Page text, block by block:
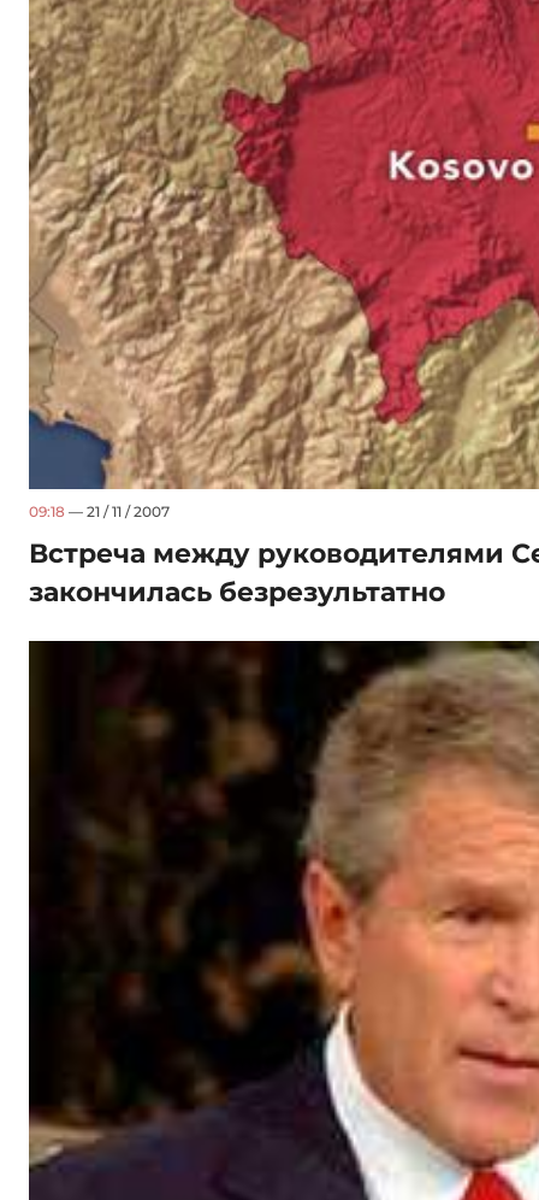
09:18 — 21 / 11 / 2007
Встреча между руководителями
закончилась безрезультатно